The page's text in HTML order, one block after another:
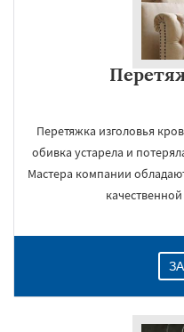
Перетяжка изголовья
обивка устарела и
Мастера компании